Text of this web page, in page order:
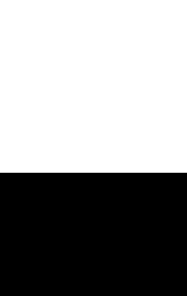
RS4: стал
https://youtu.be/
Impreza WRX STI